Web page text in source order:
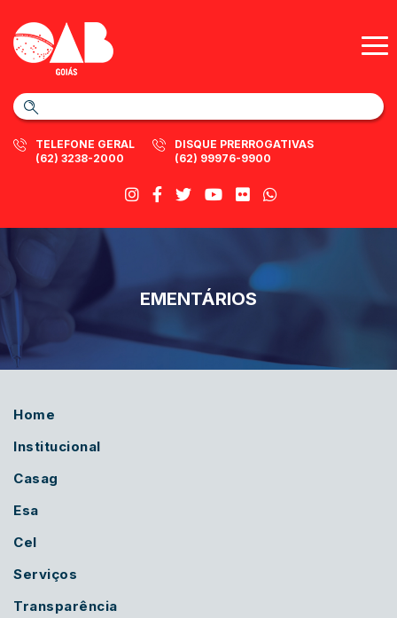
TELEFONE GERAL
(62) 3238-2000
DISQUE PRERROGATIVAS
(62) 99976-9900
EMENTÁRIOS
Home
Institucional
Casag
Esa
Cel
Serviços
Transparência